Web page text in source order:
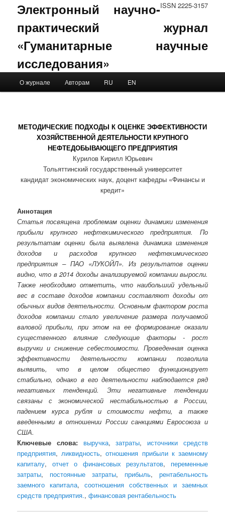
ISSN 2225-3157
Электронный научно-
практический журнал
«Гуманитарные научные
исследования»
Skip to primary content
Skip to secondary content
О журнале Авторам RU EN
МЕТОДИЧЕСКИЕ ПОДХОДЫ К ОЦЕНКЕ ЭФФЕКТИВНОСТИ
ХОЗЯЙСТВЕННОЙ ДЕЯТЕЛЬНОСТИ КРУПНОГО
НЕФТЕДОБЫВАЮЩЕГО ПРЕДПРИЯТИЯ
Курилов Кирилл Юрьевич
Тольяттинский государственный университет
кандидат экономических наук, доцент кафедры «Финансы и
кредит»
Аннотация
Статья посвящена проблемам оценки динамики изменения
прибыли крупного нефтехимического предприятия. По
результатам оценки была выявлена динамика изменения
доходов и расходов крупного нефтехимического
предприятия – ПАО «ЛУКОЙЛ». Из результатов оценки
видно, что в 2014 доходы анализируемой компании выросли.
Также необходимо отметить, что наибольший удельный
вес в составе доходов компании составляют доходы от
обычных видов деятельности. Основным фактором роста
доходов компании стало увеличение размера получаемой
валовой прибыли, при этом на ее формирование оказали
существенного влияние следующие факторы - рост
выручки и снижение себестоимости. Проведенная оценка
эффективности деятельности компании позволила
выявить, что в целом общество функционирует
стабильно, однако в его деятельности наблюдается ряд
негативных тенденций. Эти негативные тенденции
связаны с экономической нестабильностью в России,
падением курса рубля и стоимости нефти, а также
введенными в отношении России санкциями Евросоюза и
США.
Ключевые слова:
выручка,затраты, источники средств
предприятия,ликвидность,отношения прибыли к заемному
капиталу, отчет о финансовых результатов, переменные
затраты, постоянные затраты, прибыль, рентабельность
заемного капитала,соотношения собственных и заемных
средств предприятия.,финансовая рентабельность